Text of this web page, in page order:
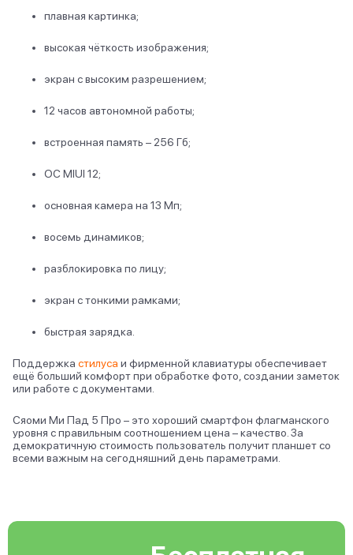
плавная картинка;
высокая чёткость изображения;
экран с высоким разрешением;
12 часов автономной работы;
встроенная память – 256 Гб;
ОС MIUI 12;
основная камера на 13 Мп;
восемь динамиков;
разблокировка по лицу;
экран с тонкими рамками;
быстрая зарядка.
Поддержка стилуса и фирменной клавиатуры обеспечивает
ещё больший комфорт при обработке фото, создании заметок
или работе с документами.
Сяоми Ми Пад 5 Про – это хороший смартфон флагманского
уровня с правильным соотношением цена – качество. За
демократичную стоимость пользователь получит планшет со
всеми важным на сегодняшний день параметрами.